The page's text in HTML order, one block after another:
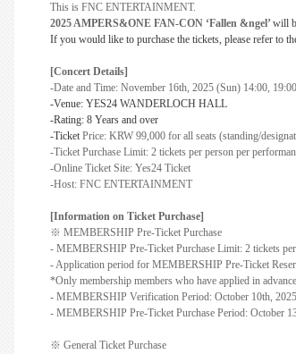
This is FNC ENTERTAINMENT.
2025 AMPERS&ONE FAN-CON ‘Fallen &ngel’ will
If you would like to purchase the tickets, please refer to
[Concert Details]
-Date and Time: November 16th, 2025 (Sun) 14:00,
-Venue: YES24 WANDERLOCH HALL
-Rating: 8 Years and over
-Ticket Price: KRW 99,000 for all seats (standing/
-Ticket Purchase Limit: 2 tickets per person per
-Online Ticket Site: Yes24 Ticket
-Host: FNC ENTERTAINMENT
[Information on Ticket Purchase]
※ MEMBERSHIP Pre-Ticket Purchase
- MEMBERSHIP Pre-Ticket Purchase Limit: 2 tickets
- Application period for MEMBERSHIP Pre-Ticket
*Only membership members who have applied in
- MEMBERSHIP Verification Period: October 10th,
- MEMBERSHIP Pre-Ticket Purchase Period: October
※ General Ticket Purchase